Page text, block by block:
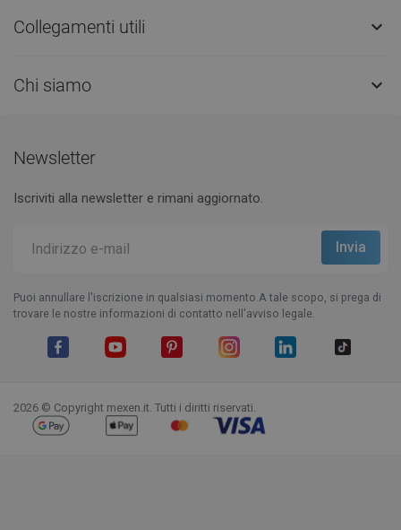
Collegamenti utili 
Chi siamo 
Newsletter
Iscriviti alla newsletter e rimani aggiornato.
Puoi annullare l'iscrizione in qualsiasi momento.A tale scopo, si prega di
trovare le nostre informazioni di contatto nell'avviso legale.
2026 © Copyright mexen.it. Tutti i diritti riservati.